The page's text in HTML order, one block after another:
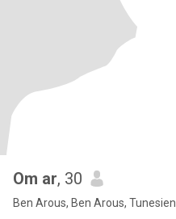
Om ar, 30
Ben Arous, Ben Arous, Tunesien